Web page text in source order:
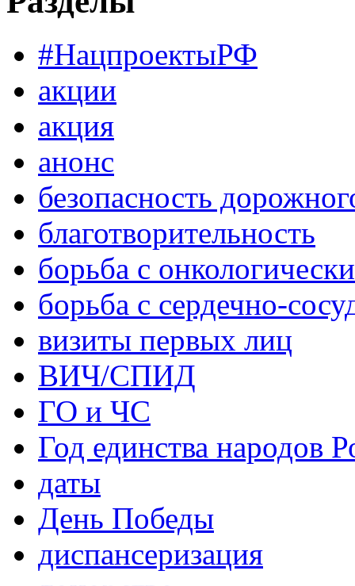
#НацпроектыРФ
акции
акция
анонс
безопасность
благотворительность
борьба с
борьба с сердечно-
визиты первых лиц
ВИЧ/СПИД
ГО и ЧС
Год единства народов
даты
День Победы
диспансеризация